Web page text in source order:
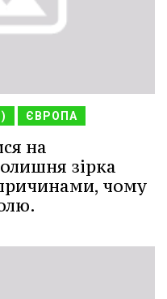
ЄВРОПА
на
зірка
чому